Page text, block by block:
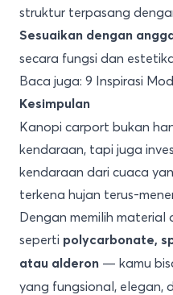
struktur terpasang
Sesuaikan dengan
secara fungsi dan
Baca juga: 9 Inspirasi
Kesimpulan
Kanopi carport bukan
kendaraan, tapi juga
kendaraan dari cuaca
terkena hujan terus-
Dengan memilih
seperti polycarbonate,
atau alderon — kamu
yang fungsional, elegan,